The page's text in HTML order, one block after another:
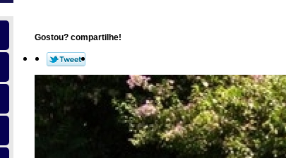
Gostou? compartilhe!